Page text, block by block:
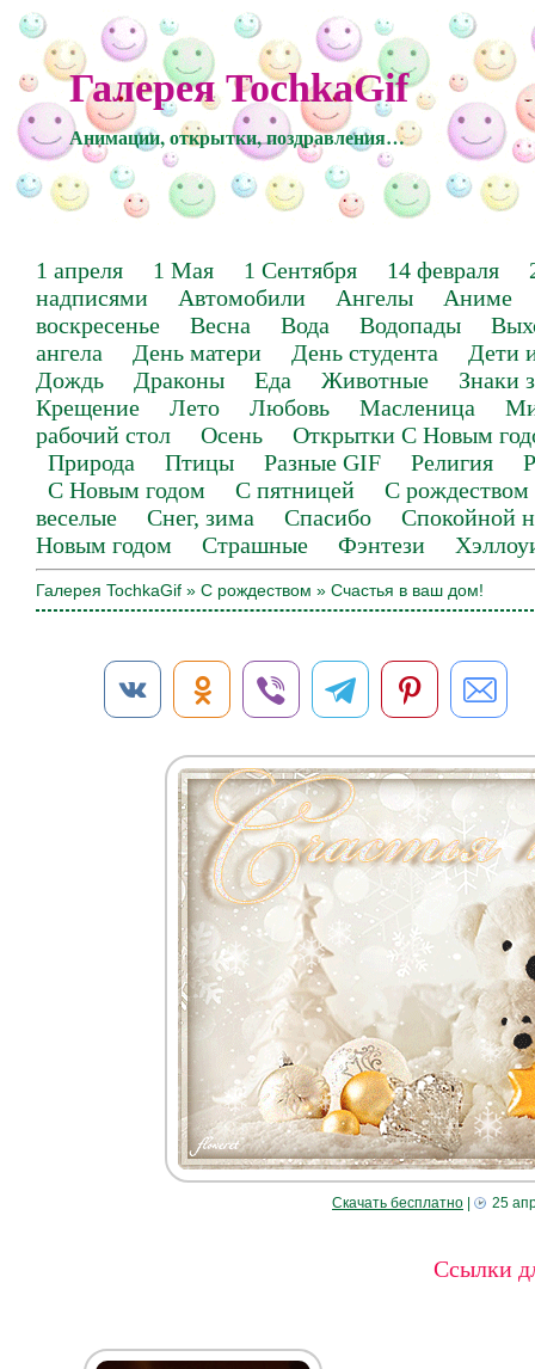
Галерея TochkaGif
Анимации, открытки, поздравления…
1 апреля 1 Мая 1 Сентября 14 февраля
надписями
Автомобили Ангелы
Аниме
воскресенье
Весна Вода Водопады
ангела
День матери День студента
Дети
Дождь
Драконы Еда Животные
Знаки
Крещение
Лето Любовь Масленица
рабочий стол
Осень
Открытки С Новым
Природа
Птицы Разные GIF Религия
С Новым годом
С пятницей
С рождеством
веселые
Снег, зима Спасибо
Спокойной
Новым годом
Страшные Фэнтези
Галерея TochkaGif » С рождеством » Счастья в ваш дом!
Скачать бесплатно 25
Ссылки